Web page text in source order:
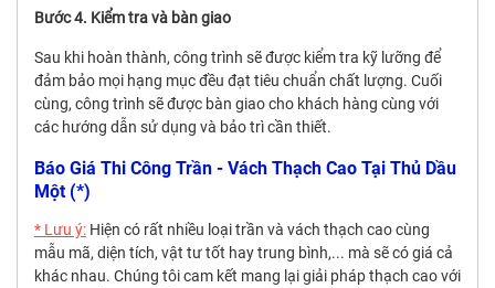
Bước 4. Kiểm tra và bàn giao
Sau khi hoàn thành, công trình sẽ được kiểm tra kỹ lưỡng để
đảm bảo mọi hạng mục đều đạt tiêu chuẩn chất lượng. Cuối
cùng, công trình sẽ được bàn giao cho khách hàng cùng với
các hướng dẫn sử dụng và bảo trì cần thiết.
Báo Giá Thi Công Trần - Vách Thạch Cao Tại Thủ Dầu
Một (*)
* Lưu ý: Hiện có rất nhiều loại trần và vách thạch cao cùng
mẫu mã, diện tích, vật tư tốt hay trung bình,... mà sẽ có giá cả
khác nhau. Chúng tôi cam kết mang lại giải pháp thạch cao với